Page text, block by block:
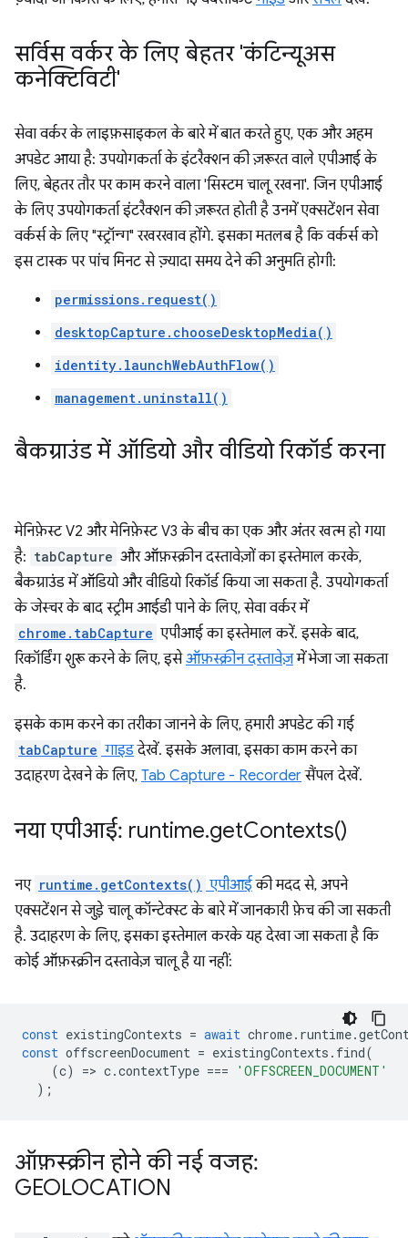
सर्विस वर्कर के लिए बेहतर 'कंटिन्यूअस
कनेक्टिविटी'
सेवा वर्कर के लाइफ़साइकल के बारे में बात करते हुए, एक और अहम
अपडेट आया है: उपयोगकर्ता के इंटरैक्शन की ज़रूरत वाले एपीआई के
लिए, बेहतर तौर पर काम करने वाला 'सिस्टम चालू रखना'. जिन एपीआई
के लिए उपयोगकर्ता इंटरैक्शन की ज़रूरत होती है उनमें एक्सटेंशन सेवा
वर्कर्स के लिए "स्ट्रॉन्ग" रखरखाव होंगे. इसका मतलब है कि वर्कर्स को
इस टास्क पर पांच मिनट से ज़्यादा समय देने की अनुमति होगी:
permissions.request()
desktopCapture.chooseDesktopMedia()
identity.launchWebAuthFlow()
management.uninstall()
बैकग्राउंड में ऑडियो और वीडियो रिकॉर्ड करना
मेनिफ़ेस्ट V2 और मेनिफ़ेस्ट V3 के बीच का एक और अंतर खत्म हो गया
है: tabCapture और ऑफ़स्क्रीन दस्तावेज़ों का इस्तेमाल करके,
बैकग्राउंड में ऑडियो और वीडियो रिकॉर्ड किया जा सकता है. उपयोगकर्ता
के जेस्चर के बाद स्ट्रीम आईडी पाने के लिए, सेवा वर्कर में
chrome.tabCapture एपीआई का इस्तेमाल करें. इसके बाद,
रिकॉर्डिंग शुरू करने के लिए, इसेऑफ़स्क्रीन दस्तावेज़में भेजा जा सकता
है.
इसके काम करने का तरीका जानने के लिए, हमारी अपडेट की गई
tabCapture गाइडदेखें. इसके अलावा, इसका काम करने का
उदाहरण देखने के लिए, Tab Capture - Recorderसैंपल देखें.
नया एपीआई: runtime.getContexts()
नए runtime.getContexts() एपीआईकी मदद से, अपने
एक्सटेंशन से जुड़े चालू कॉन्टेक्स्ट के बारे में जानकारी फ़ेच की जा सकती
है. उदाहरण के लिए, इसका इस्तेमाल करके यह देखा जा सकता है कि
कोई ऑफ़स्क्रीन दस्तावेज़ चालू है या नहीं:
const existingContexts = await chrome. runtime.
const offscreenDocument = existingContexts . find(
(c) => c.contextType ===
'OFFSCREEN_DOCUMENT'
);
ऑफ़स्क्रीन होने की नई वजह:
GEOLOCATION